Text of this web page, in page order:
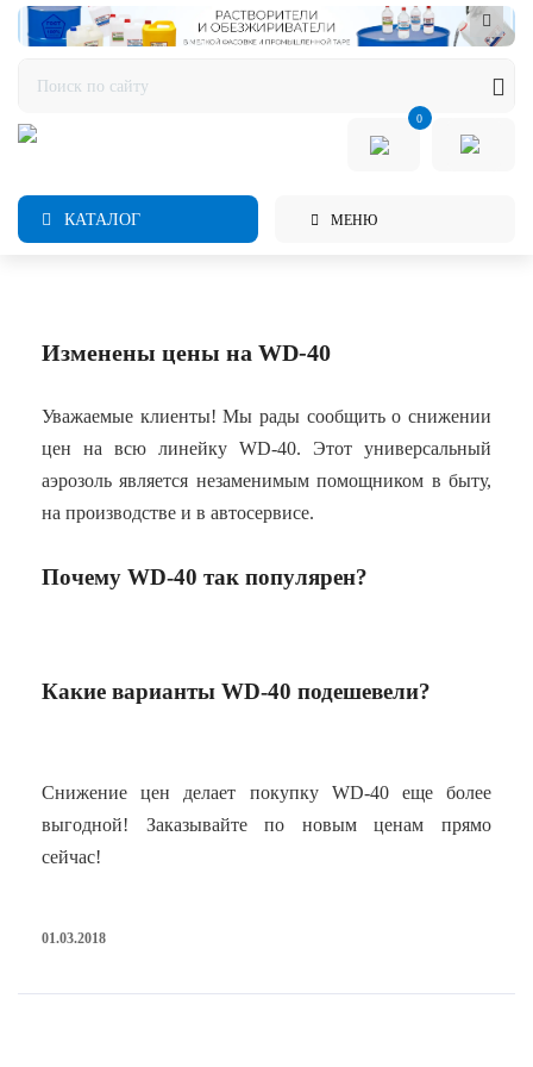
0
КАТАЛОГ МЕНЮ
Изменены цены на WD-40
Уважаемые клиенты! Мы рады сообщить о снижении
цен на всю линейку WD-40. Этот универсальный
аэрозоль является незаменимым помощником в быту,
на производстве и в автосервисе.
Почему WD-40 так популярен?
Какие варианты WD-40 подешевели?
Снижение цен делает покупку WD-40 еще более
выгодной! Заказывайте по новым ценам прямо
сейчас!
01.03.2018